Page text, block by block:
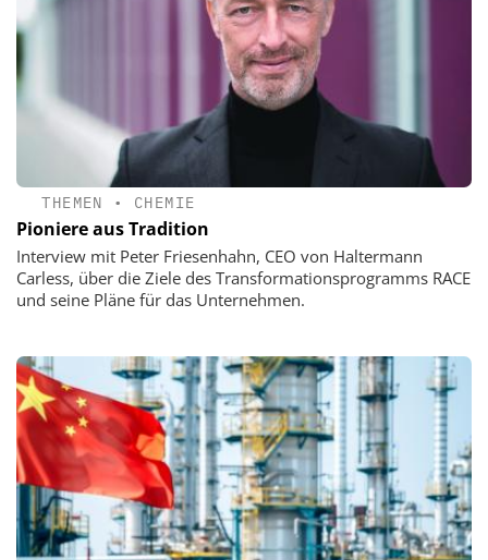
THEMEN • CHEMIE
Pioniere aus Tradition
Interview mit Peter Friesenhahn, CEO von Haltermann
Carless, über die Ziele des Transformationsprogramms RACE
und seine Pläne für das Unternehmen.